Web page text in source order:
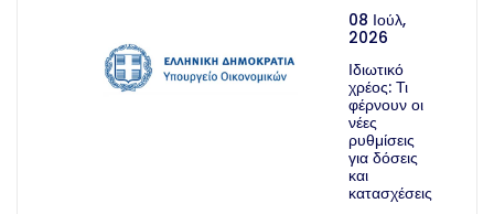
08 Ιούλ,
2026
Ιδιωτικό
χρέος: Τι
φέρνουν οι
νέες
ρυθμίσεις
για δόσεις
και
κατασχέσεις